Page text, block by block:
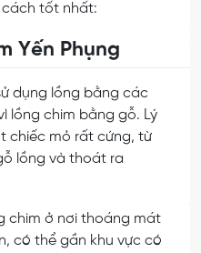
tốt nhất:
Yến Phụng
dụng lồng bằng các
lồng chim bằng gỗ. Lý
chiếc mỏ rất cứng, từ
lồng và thoát ra
chim ở nơi thoáng mát
có thể gần khu vực có